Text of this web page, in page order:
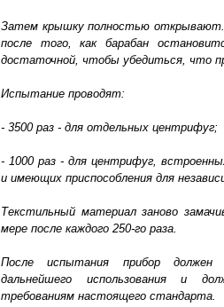
Затем крышку полностью
после того, как барабан
достаточной, чтобы убедиться, что
Испытание проводят:
- 3500 раз - для отдельных центрифуг;
- 1000 раз - для центрифуг,
и имеющих приспособления для
Текстильный материал заново
мере после каждого 250-го раза.
После испытания прибор
дальнейшего использования и
требованиям настоящего стандарта.